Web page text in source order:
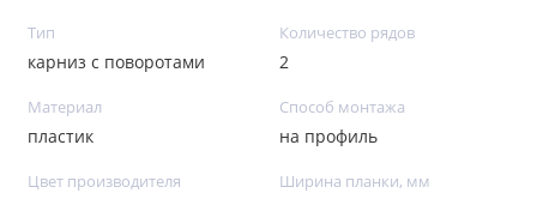
Тип
карниз с поворотами
Количество рядов
2
Материал
пластик
Способ монтажа
на профиль
Цвет производителя Ширина планки, мм